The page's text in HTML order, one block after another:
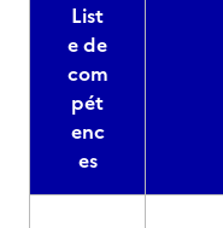
List
e de
com
pét
enc
es